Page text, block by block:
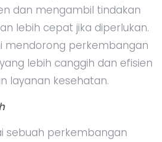
dan mengambil tindakan
lebih cepat jika diperlukan.
mendorong perkembangan
yang lebih canggih dan efisien
layanan kesehatan.
sebuah perkembangan